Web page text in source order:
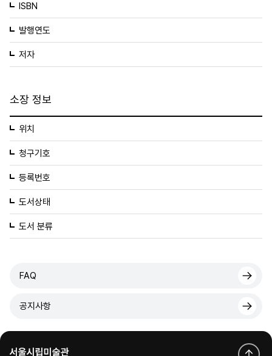
ISBN
발행연도
저자
소장 정보
위치
청구기호
등록번호
도서상태
도서 분류
FAQ
공지사항